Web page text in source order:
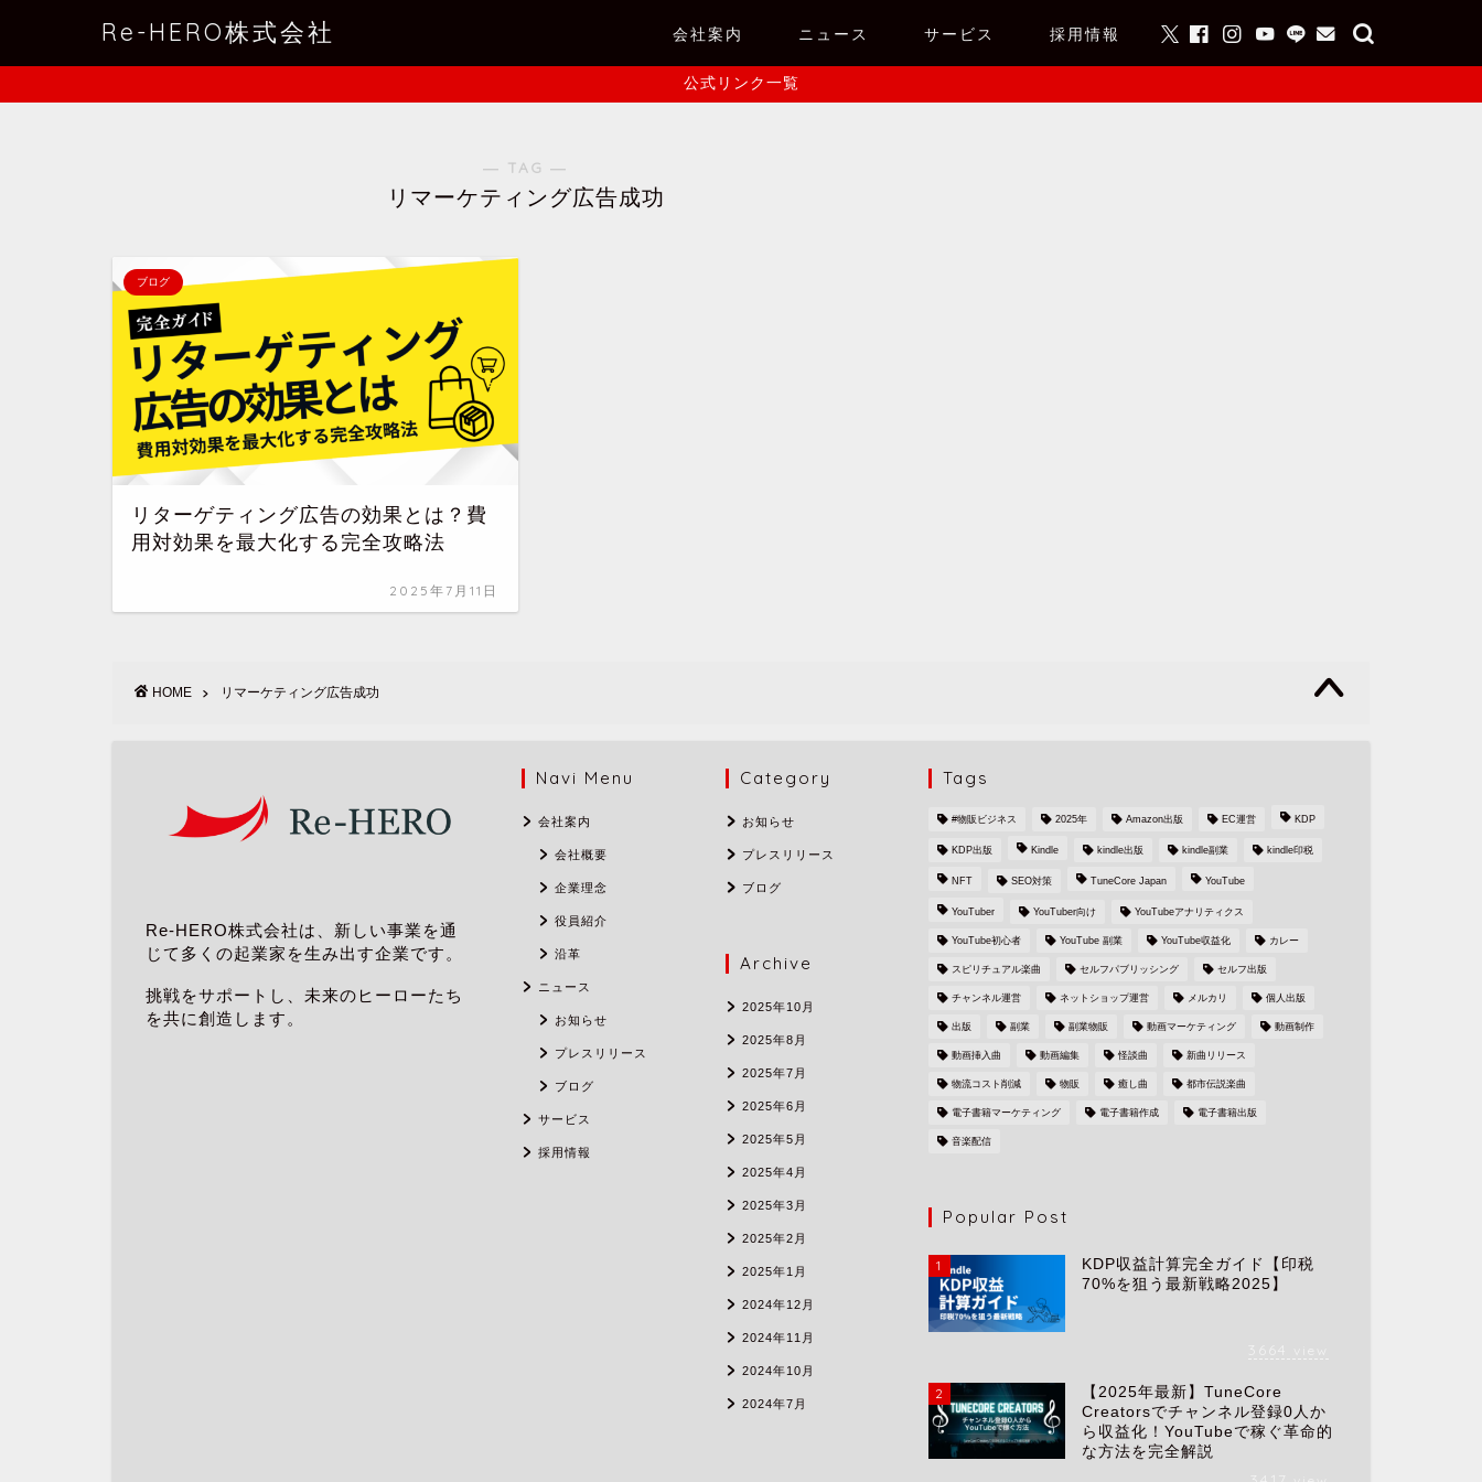
Re-HERO株式会社 会社案内 ニュース サービス 採用情報
公式リンク一覧
― TAG ―
リマーケティング広告成功
ブログ
リターゲティング広告の効果とは？費
用対効果を最大化する完全攻略法
2025年7月11日
HOME リマーケティング広告成功
Re-HERO株式会社は、新しい事業を通
じて多くの起業家を生み出す企業です。
挑戦をサポートし、未来のヒーローたち
を共に創造します。
Navi Menu
会社案内
会社概要
企業理念
役員紹介
沿革
ニュース
お知らせ
プレスリリース
ブログ
サービス
採用情報
Category
お知らせ
プレスリリース
ブログ
Archive
2025年10月
2025年8月
2025年7月
2025年6月
2025年5月
2025年4月
2025年3月
2025年2月
2025年1月
2024年12月
2024年11月
2024年10月
2024年7月
Tags
#物販ビジネス 2025年 Amazon出版 EC運営 KDP
KDP出版 Kindle kindle出版 kindle副業 kindle印税
NFT SEO対策 TuneCore Japan YouTube
YouTuber YouTuber向け YouTubeアナリティクス
YouTube初心者 YouTube 副業 YouTube収益化 カレー
スピリチュアル楽曲 セルフパブリッシング セルフ出版
チャンネル運営 ネットショップ運営 メルカリ 個人出版
出版 副業 副業物販 動画マーケティング 動画制作
動画挿入曲 動画編集 怪談曲 新曲リリース
物流コスト削減 物販 癒し曲 都市伝説楽曲
電子書籍マーケティング 電子書籍作成 電子書籍出版
音楽配信
Popular Post
1
KDP収益計算完全ガイド【印税
70%を狙う最新戦略2025】
3664 view
2
【2025年最新】TuneCore
Creatorsでチャンネル登録0人か
ら収益化！YouTubeで稼ぐ革命的
な方法を完全解説